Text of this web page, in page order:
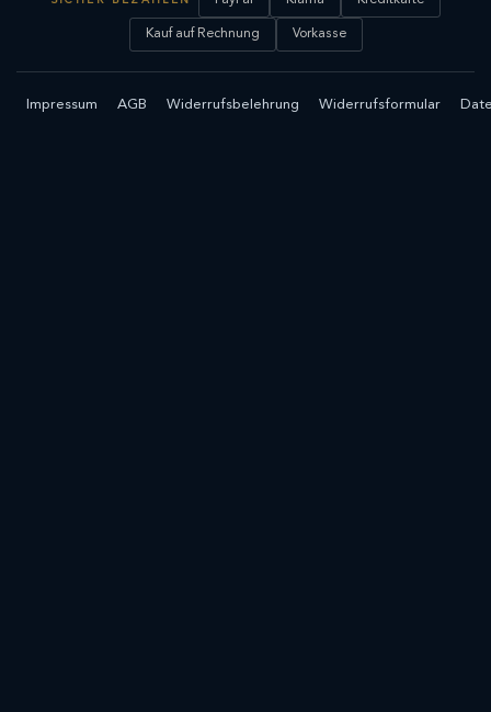
Kauf auf Rechnung Vorkasse
Impressum AGB Widerrufsbelehrung Widerrufsformular